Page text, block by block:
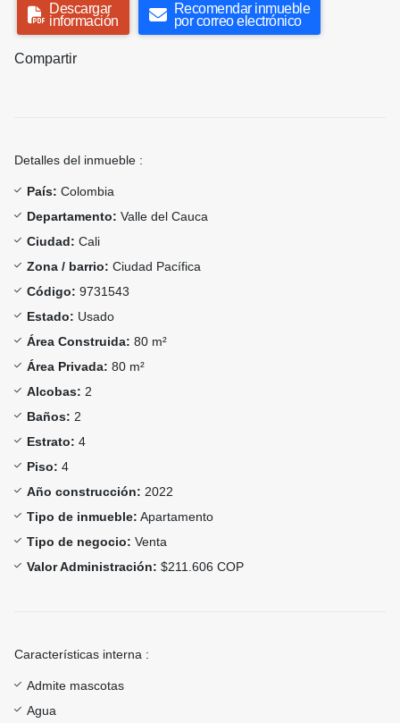
Descargar
información
Recomendar inmueble
por correo electrónico
Compartir
Detalles del inmueble :
País: Colombia
Departamento: Valle del Cauca
Ciudad: Cali
Zona / barrio: Ciudad Pacífica
Código: 9731543
Estado: Usado
Área Construida: 80 m²
Área Privada: 80 m²
Alcobas: 2
Baños: 2
Estrato: 4
Piso: 4
Año construcción: 2022
Tipo de inmueble: Apartamento
Tipo de negocio: Venta
Valor Administración: $211.606 COP
Características interna :
Admite mascotas
Agua